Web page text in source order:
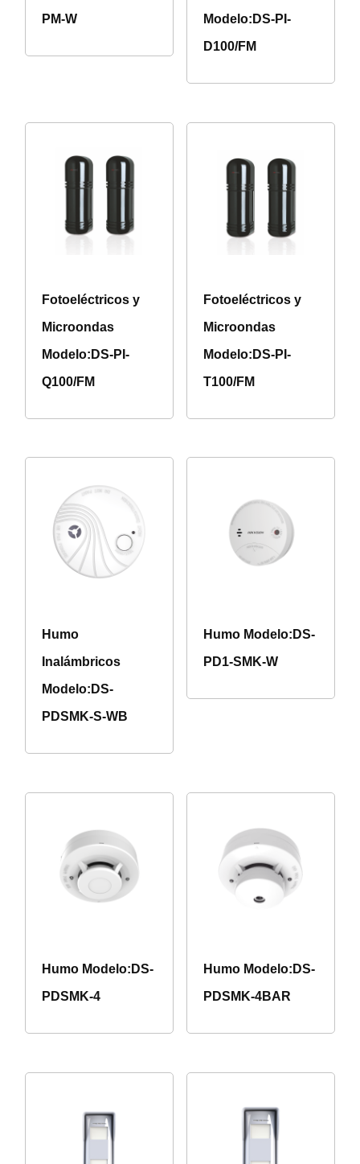
PM-W
Modelo:DS-PI-
D100/FM
Fotoeléctricos y
Microondas
Modelo:DS-PI-
Q100/FM
Fotoeléctricos y
Microondas
Modelo:DS-PI-
T100/FM
Humo
Inalámbricos
Modelo:DS-
PDSMK-S-WB
Humo Modelo:DS-
PD1-SMK-W
Humo Modelo:DS-
PDSMK-4
Humo Modelo:DS-
PDSMK-4BAR